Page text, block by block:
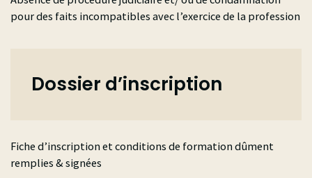
pour des faits incompatibles avec l’exercice de la profession
Dossier d’inscription
Fiche d’inscription et conditions de formation dûment
remplies & signées